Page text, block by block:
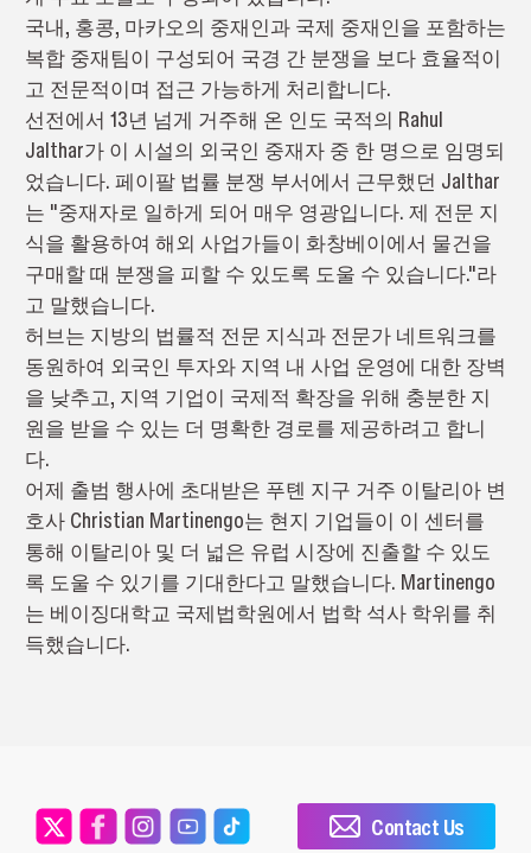
국내, 홍콩, 마카오의 중재인과 국제 중재인을 포함하는
복합 중재팀이 구성되어 국경 간 분쟁을 보다 효율적이
고 전문적이며 접근 가능하게 처리합니다.
선전에서 13년 넘게 거주해 온 인도 국적의 Rahul
Jalthar가 이 시설의 외국인 중재자 중 한 명으로 임명되
었습니다. 페이팔 법률 분쟁 부서에서 근무했던 Jalthar
는 "중재자로 일하게 되어 매우 영광입니다. 제 전문 지
식을 활용하여 해외 사업가들이 화창베이에서 물건을
구매할 때 분쟁을 피할 수 있도록 도울 수 있습니다."라
고 말했습니다.
허브는 지방의 법률적 전문 지식과 전문가 네트워크를
동원하여 외국인 투자와 지역 내 사업 운영에 대한 장벽
을 낮추고, 지역 기업이 국제적 확장을 위해 충분한 지
원을 받을 수 있는 더 명확한 경로를 제공하려고 합니
다.
어제 출범 행사에 초대받은 푸톈 지구 거주 이탈리아 변
호사 Christian Martinengo는 현지 기업들이 이 센터를
통해 이탈리아 및 더 넓은 유럽 시장에 진출할 수 있도
록 도울 수 있기를 기대한다고 말했습니다. Martinengo
는 베이징대학교 국제법학원에서 법학 석사 학위를 취
득했습니다.
Contact Us